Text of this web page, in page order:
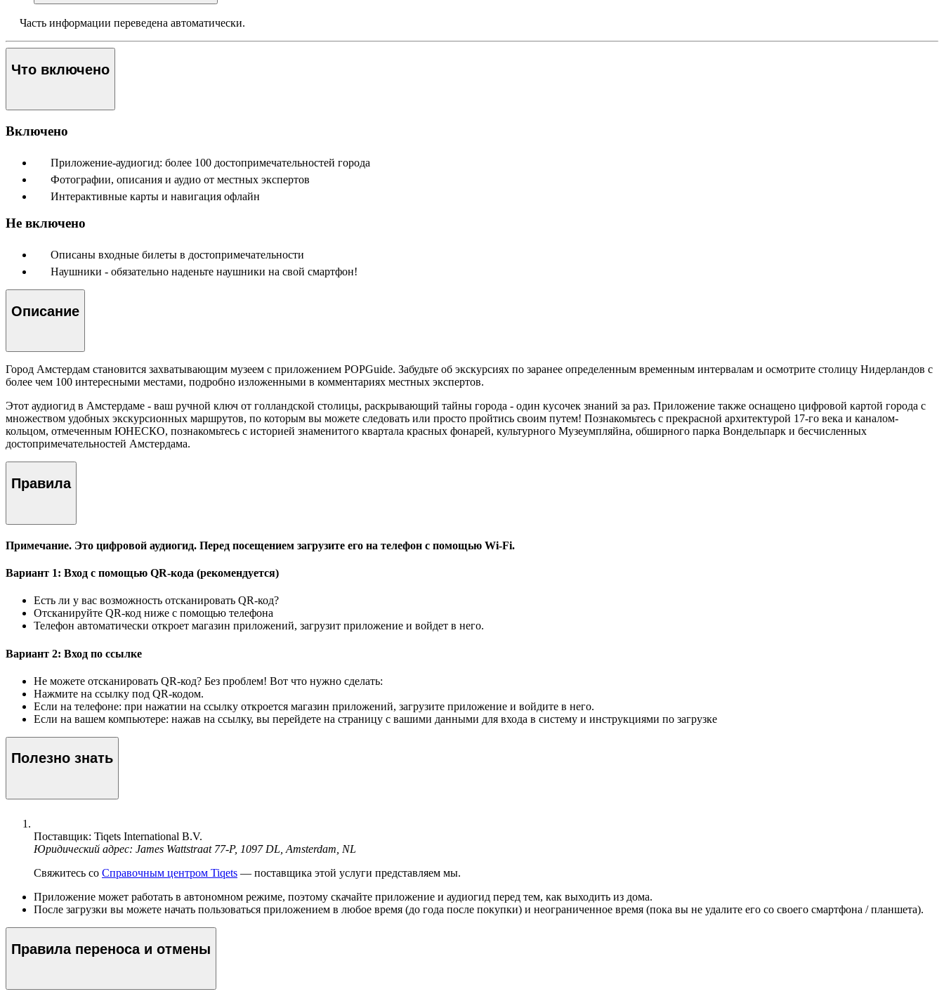
Часть информации переведена автоматически.
Что включено
Включено
Приложение-аудиогид: более 100 достопримечательностей города
Фотографии, описания и аудио от местных экспертов
Интерактивные карты и навигация офлайн
Не включено
Описаны входные билеты в достопримечательности
Наушники - обязательно наденьте наушники на свой смартфон!
Описание
Город Амстердам становится захватывающим музеем с приложением POPGuide. Забудьте об экскурсиях по заранее определенным временным интервалам и осмотрите столицу Нидерландов с
более чем 100 интересными местами, подробно изложенными в комментариях местных экспертов.
Этот аудиогид в Амстердаме - ваш ручной ключ от голландской столицы, раскрывающий тайны города - один кусочек знаний за раз. Приложение также оснащено цифровой картой города с
множеством удобных экскурсионных маршрутов, по которым вы можете следовать или просто пройтись своим путем! Познакомьтесь с прекрасной архитектурой 17-го века и каналом-
кольцом, отмеченным ЮНЕСКО, познакомьтесь с историей знаменитого квартала красных фонарей, культурного Музеумпляйна, обширного парка Вондельпарк и бесчисленных
достопримечательностей Амстердама.
Правила
Примечание. Это цифровой аудиогид. Перед посещением загрузите его на телефон с помощью Wi-Fi.
Вариант 1: Вход с помощью QR-кода (рекомендуется)
Есть ли у вас возможность отсканировать QR-код?
Отсканируйте QR-код ниже с помощью телефона
Телефон автоматически откроет магазин приложений, загрузит приложение и войдет в него.
Вариант 2: Вход по ссылке
Не можете отсканировать QR-код? Без проблем! Вот что нужно сделать:
Нажмите на ссылку под QR-кодом.
Если на телефоне: при нажатии на ссылку откроется магазин приложений, загрузите приложение и войдите в него.
Если на вашем компьютере: нажав на ссылку, вы перейдете на страницу с вашими данными для входа в систему и инструкциями по загрузке
Полезно знать
Поставщик: Tiqets International B.V.
Юридический адрес: James Wattstraat 77-P, 1097 DL, Amsterdam, NL
Свяжитесь со Справочным центром Tiqets — поставщика этой услуги представляем мы.
Приложение может работать в автономном режиме, поэтому скачайте приложение и аудиогид перед тем, как выходить из дома.
После загрузки вы можете начать пользоваться приложением в любое время (до года после покупки) и неограниченное время (пока вы не удалите его со своего смартфона / планшета).
Правила переноса и отмены